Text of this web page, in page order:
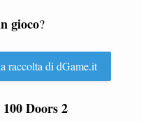
gioco?
raccolta di dGame.it
100 Doors 2